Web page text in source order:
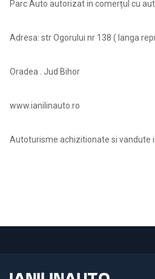
Parc Auto autorizat in comerțul cu
Adresa: str Ogorului nr 138 ( langa
Oradea . Jud Bihor
www.ianilinauto.ro
Autoturisme achizitionate si vandute